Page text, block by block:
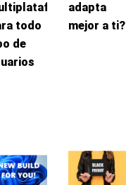
todo
de
adapta
mejor a ti?